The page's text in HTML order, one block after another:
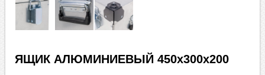
ЯЩИК АЛЮМИНИЕВЫЙ 450х300х200